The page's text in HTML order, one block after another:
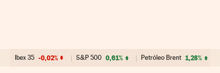
Ibex 35 -0,02% S&P 500 0,61% Petróleo Brent 1,28%